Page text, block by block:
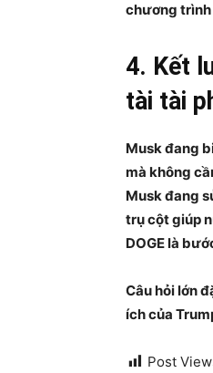
chương trình
4. Kết
tài tài
Musk đang
mà không
Musk đang
trụ cột giúp
DOGE là
Câu hỏi lớn
ích của
Post